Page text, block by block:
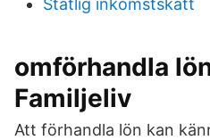
Statlig inkomstskatt
omförhandla
Familjeliv
Att förhandla lön kan